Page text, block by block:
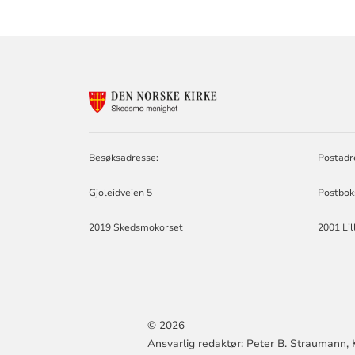
Besøksadresse:
Gjoleidveien 5
2019 Skedsmokorset 2001
© 2026
Ansvarlig redaktør: Peter B. Straumann,